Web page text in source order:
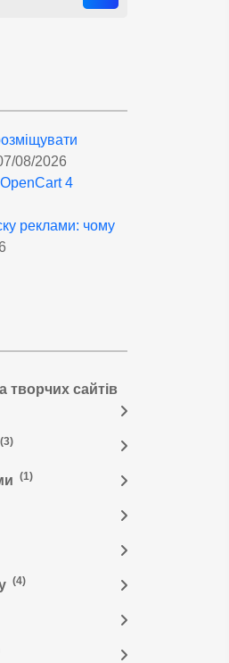
08/2026
4
реклами: чому
творчих сайтів
(3)
(1)
(4)